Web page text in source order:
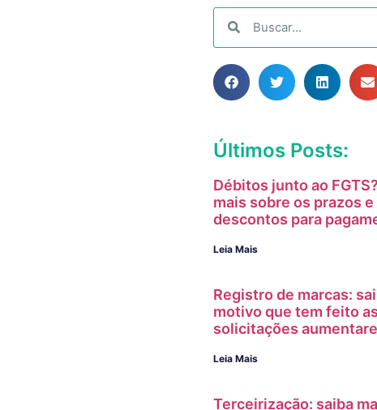
Últimos Posts:
Débitos junto ao
mais sobre os prazos
descontos para
Leia Mais
Registro de marcas:
motivo que tem feito as
solicitações
Leia Mais
Terceirização: saiba